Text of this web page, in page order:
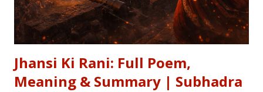
Jhansi Ki Rani: Full Poem,
Meaning & Summary | Subhadra